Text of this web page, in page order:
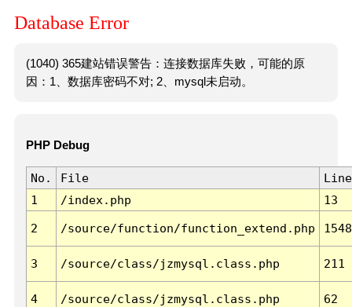
Database Error
(1040) 365建站错误警告：连接数据库失败，可能的原
因：1、数据库密码不对; 2、mysql未启动。
PHP Debug
No. File
Line
1
/index.php 13
2 /source/function/function_extend.php 1548
3 /source/class/jzmysql.class.php 211
4 /source/class/jzmysql.class.php 62